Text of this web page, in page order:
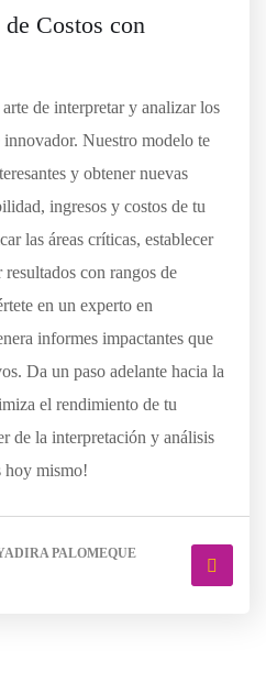
Costos con
de interpretar y analizar los
Nuestro modelo te
y obtener nuevas
ingresos y costos de tu
las áreas críticas, establecer
con rangos de
en un experto en
informes impactantes que
Da un paso adelante hacia la
el rendimiento de tu
de la interpretación y análisis
hoy mismo!
PALOMEQUE